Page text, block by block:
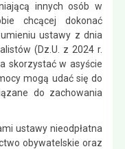
innych osób w
chcącej dokonać
ustawy z dnia
(Dz.U. z 2024 r.
skorzystać w asyście
mogą udać się do
do zachowania
ustawy nieodpłatna
obywatelskie oraz